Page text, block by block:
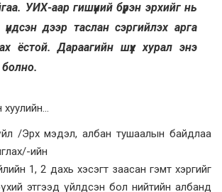
УИХ-аар гишүүний бүрэн эрхийг нь
үндсэн дээр таслан сэргийлэх арга
ёстой. Дараагийн шүүх хурал энэ
хуулийн…
/Эрх мэдэл, албан тушаалын байдлаа
ийн
1, 2 дахь хэсэгт заасан гэмт хэргийг
бүхий этгээд үйлдсэн бол нийтийн албанд